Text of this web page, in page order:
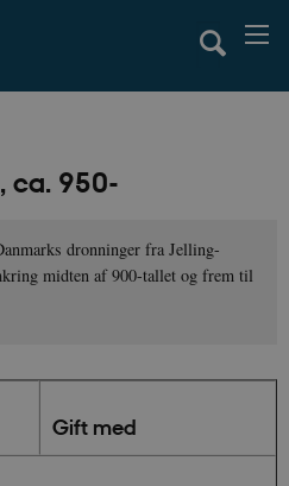
ca. 950-
dronninger fra Jelling-
midten af 900-tallet og frem til
Gift med